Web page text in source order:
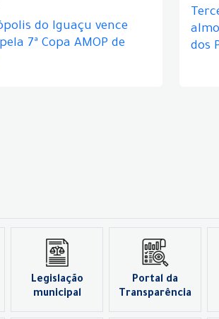
do Iguaçu vence
7ª Copa AMOP de
dos
Legislação
municipal
Portal da
Transparência